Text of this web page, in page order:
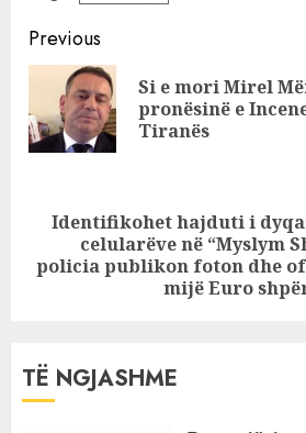
çuar ujë te
dështuar!
Continue
Reading
Previous
Si e mori Mirel
pronësinë e
Tiranës
post:
Identifikohet hajduti i
celularëve në “Myslym
policia publikon foton dhe
mijë Euro
TË NGJASHME